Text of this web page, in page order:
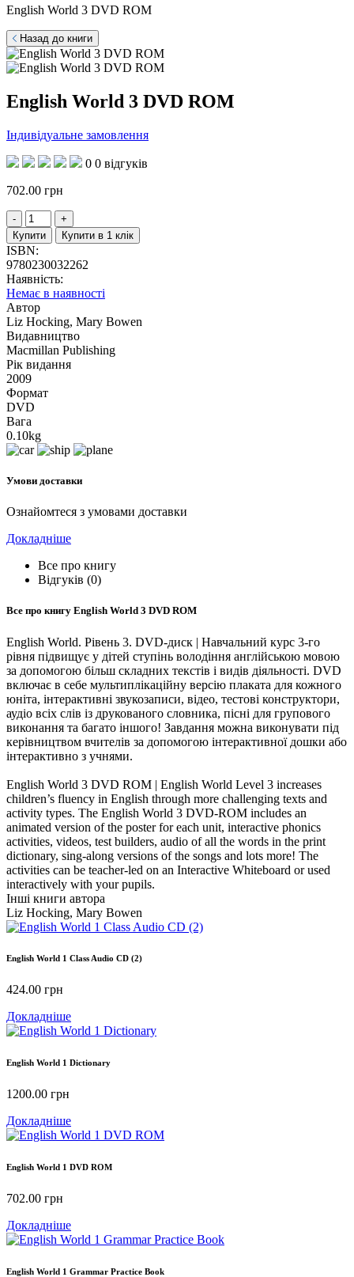
English World 3 DVD ROM
Назад до книги
English World 3 DVD ROM
Індивідуальне замовлення
0 0 відгуків
702.00 грн
Купити Купити в 1 клік
ISBN:
9780230032262
Наявність:
Немає в наявності
Автор
Liz Hocking, Mary Bowen
Видавництво
Macmillan Publishing
Рік видання
2009
Формат
DVD
Вага
0.10kg
Умови доставки
Ознайомтеся з умовами доставки
Докладніше
Все про книгу
Відгуків (0)
Все про книгу English World 3 DVD ROM
English World. Рівень 3. DVD-диск | Навчальний курс 3-го
рівня підвищує у дітей ступінь володіння англійською мовою
за допомогою більш складних текстів і видів діяльності. DVD
включає в себе мультиплікаційну версію плаката для кожного
юніта, інтерактивні звукозаписи, відео, тестові конструктори,
аудіо всіх слів із друкованого словника, пісні для групового
виконання та багато іншого! Завдання можна виконувати під
керівництвом вчителів за допомогою інтерактивної дошки або
інтерактивно з учнями.
English World 3 DVD ROM | English World Level 3 increases
children’s fluency in English through more challenging texts and
activity types. The English World 3 DVD-ROM includes an
animated version of the poster for each unit, interactive phonics
activities, videos, test builders, audio of all the words in the print
dictionary, sing-along versions of the songs and lots more! The
activities can be teacher-led on an Interactive Whiteboard or used
interactively with your pupils.
Інші книги автора
Liz Hocking, Mary Bowen
English World 1 Class Audio CD (2)
424.00 грн
Докладніше
English World 1 Dictionary
1200.00 грн
Докладніше
English World 1 DVD ROM
702.00 грн
Докладніше
English World 1 Grammar Practice Book